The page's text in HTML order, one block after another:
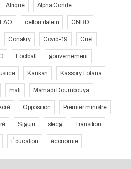
Afrique Alpha Conde
cellou dalein CNRD
Conakry Covid-19 Crief
Football gouvernement
Kankan Kassory Fofana
mali Mamadi Doumbouya
Opposition Premier ministre
Siguiri slecg Transition
Éducation économie